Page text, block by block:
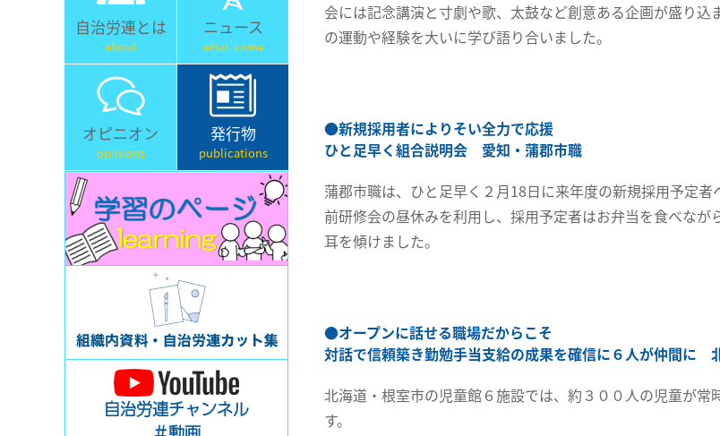
自治労連とは
about
ニュース
what's new
オピニオン
opinions
発行物
publications
自治労連チャンネル
会には記念講演と寸劇や歌、太鼓など創意ある企画が盛り
の運動や経験を大いに学び語り合いました。
●新規採用者によりそい全力で応援
ひと足早く組合説明会 愛知・蒲郡市職
蒲郡市職は、ひと足早く２月18日に来年度の新規採用予定
前研修会の昼休みを利用し、採用予定者はお弁当を食べな
耳を傾けました。
●オープンに話せる職場だからこそ
対話で信頼築き勤勉手当支給の成果を確信に６人が仲間に
北海道・根室市の児童館６施設では、約３００人の児童が常
す。